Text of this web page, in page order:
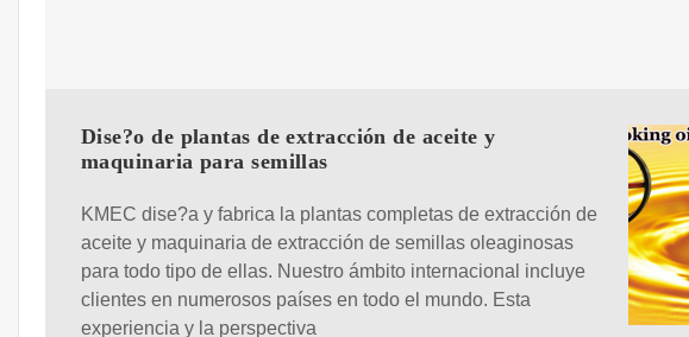
Dise?o de plantas de extracción de aceite y
maquinaria para semillas
KMEC dise?a y fabrica la plantas completas de extracción de
aceite y maquinaria de extracción de semillas oleaginosas
para todo tipo de ellas. Nuestro ámbito internacional incluye
clientes en numerosos países en todo el mundo. Esta
experiencia y la perspectiva